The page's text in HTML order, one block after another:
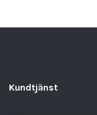
Kundtjänst